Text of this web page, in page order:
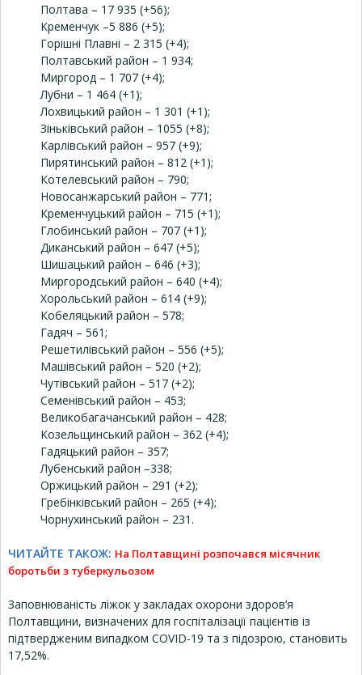
Полтава – 17 935 (+56);
Кременчук –5 886 (+5);
Горішні Плавні – 2 315 (+4);
Полтавський район – 1 934;
Миргород – 1 707 (+4);
Лубни – 1 464 (+1);
Лохвицький район – 1 301 (+1);
Зіньківський район – 1055 (+8);
Карлівський район – 957 (+9);
Пирятинський район – 812 (+1);
Котелевський район – 790;
Новосанжарський район – 771;
Кременчуцький район – 715 (+1);
Глобинський район – 707 (+1);
Диканський район – 647 (+5);
Шишацький район – 646 (+3);
Миргородський район – 640 (+4);
Хорольський район – 614 (+9);
Кобеляцький район – 578;
Гадяч – 561;
Решетилівський район – 556 (+5);
Машівський район – 520 (+2);
Чутівський район – 517 (+2);
Семенівський район – 453;
Великобагачанський район – 428;
Козельщинський район – 362 (+4);
Гадяцький район – 357;
Лубенський район –338;
Оржицький район – 291 (+2);
Гребінківський район – 265 (+4);
Чорнухинський район – 231.
ЧИТАЙТЕ ТАКОЖ: На Полтавщині розпочався місячник
боротьби з туберкульозом
Заповнюваність ліжок у закладах охорони здоров’я
Полтавщини, визначених для госпіталізації пацієнтів із
підтвердженим випадком COVID-19 та з підозрою, становить
17,52%.